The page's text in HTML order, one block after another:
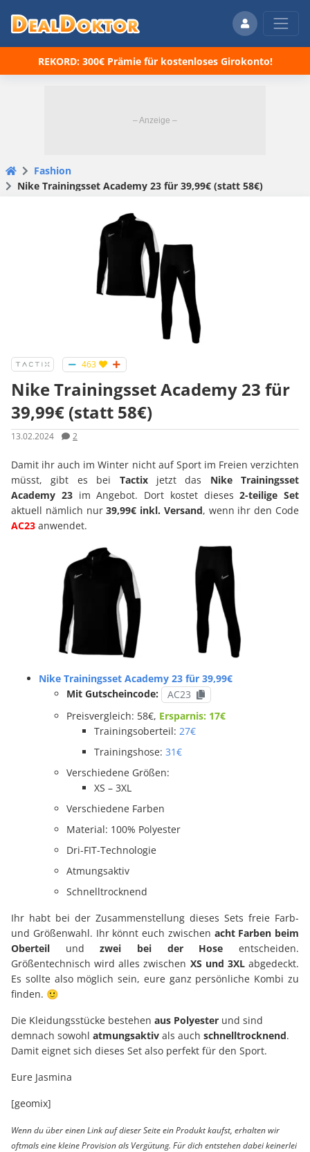
REKORD: 300€ Prämie für kostenloses Girokonto!
Fashion
Nike Trainingsset Academy 23 für 39,99€ (statt 58€)
463
Nike Trainingsset Academy 23 für
39,99€ (statt 58€)
13.02.2024 2
Damit ihr auch im Winter nicht auf Sport im Freien verzichten
müsst, gibt es bei Tactixjetzt das Nike Trainingsset
Academy 23im Angebot. Dort kostet dieses 2-teilige Set
aktuell nämlich nur39,99€ inkl. Versand, wenn ihr den Code
AC23 anwendet.
Nike Trainingsset Academy 23 für 39,99€
Mit Gutscheincode:
AC23
Preisvergleich: 58€, Ersparnis: 17€
Trainingsoberteil: 27€
Trainingshose: 31€
Verschiedene Größen:
XS – 3XL
Verschiedene Farben
Material: 100% Polyester
Dri-FIT-Technologie
Atmungsaktiv
Schnelltrocknend
Ihr habt bei der Zusammenstellung dieses Sets freie Farb-
und Größenwahl. Ihr könnt euch zwischen acht Farben beim
Oberteil undzwei bei der Hose entscheiden.
Größentechnisch wird alles zwischen XS und 3XLabgedeckt.
Es sollte also möglich sein, eure ganz persönliche Kombi zu
finden. 🙂
Die Kleidungsstücke bestehen aus Polyester und sind
demnach sowohl atmungsaktiv als auch schnelltrocknend.
Damit eignet sich dieses Set also perfekt für den Sport.
Eure Jasmina
[geomix]
Wenn du über einen Link auf dieser Seite ein Produkt kaufst, erhalten wir
oftmals eine kleine Provision als Vergütung. Für dich entstehen dabei keinerlei